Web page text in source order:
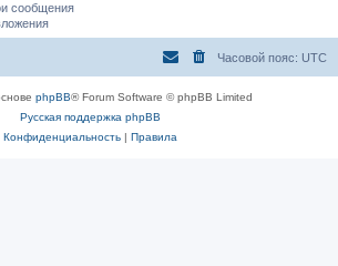
сообщения
Часовой пояс: UTC
phpBB® Forum Software © phpBB Limited
Русская поддержка phpBB
Конфиденциальность| Правила